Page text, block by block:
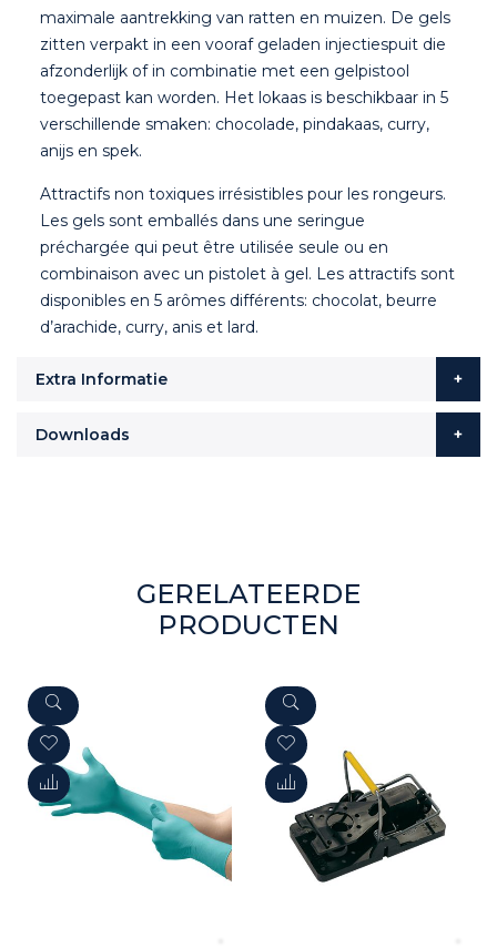
maximale aantrekking van ratten en muizen. De gels
zitten verpakt in een vooraf geladen injectiespuit die
afzonderlijk of in combinatie met een gelpistool
toegepast kan worden. Het lokaas is beschikbaar in 5
verschillende smaken: chocolade, pindakaas, curry,
anijs en spek.
Attractifs non toxiques irrésistibles pour les rongeurs.
Les gels sont emballés dans une seringue
préchargée qui peut être utilisée seule ou en
combinaison avec un pistolet à gel. Les attractifs sont
disponibles en 5 arômes différents: chocolat, beurre
d’arachide, curry, anis et lard.
Extra Informatie
Downloads
GERELATEERDE
PRODUCTEN